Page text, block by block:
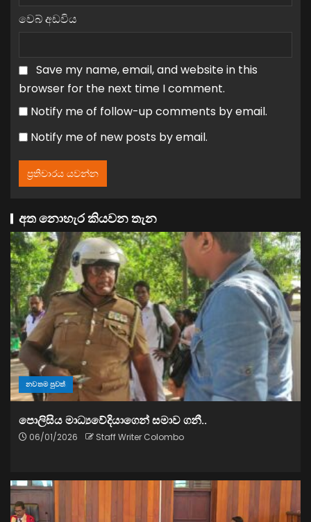
වෙබ් අඩවිය
Save my name, email, and website in this
browser for the next time I comment.
Notify me of follow-up comments by email.
Notify me of new posts by email.
අත නොහැර කියවන තැන
නවතම පුවත්
පොලිසිය මාධ්‍යවේදියාගෙන් සමාව ගනී..
06/01/2026 Staff Writer Colombo